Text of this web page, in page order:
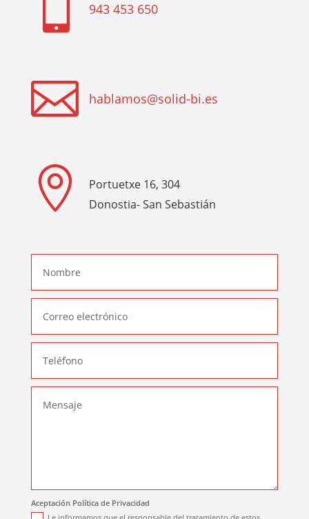
943 453 650
 hablamos@solid-bi.es

Portuetxe 16, 304
Donostia- San Sebastián
Aceptación Política de Privacidad